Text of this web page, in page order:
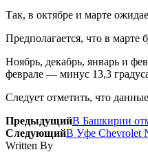
Так, в октябре и марте
Предполагается, что в марте
Ноябрь, декабрь, январь и
феврале — минус 13,3
Следует отметить, что
ПредыдущийВ Башкирии
СледующийВ Уфе Chevrolet
Written By